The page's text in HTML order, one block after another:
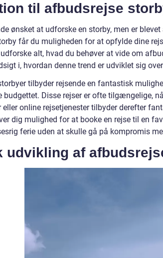
til afbudsrejse
ønsket at udforske en storby, men er
får du muligheden for at opfylde dine
alt, hvad du behøver at vide om
i, hvordan denne trend er udviklet sig
tilbyder rejsende en fantastisk
Disse rejser er ofte tilgængelige,
eller online rejsetjenester tilbyder derefter
dig mulighed for at booke en rejse til en
ferie uden at skulle gå på kompromis
udvikling af